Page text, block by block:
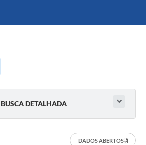
BUSCA DETALHADA
DADOS ABERTOS